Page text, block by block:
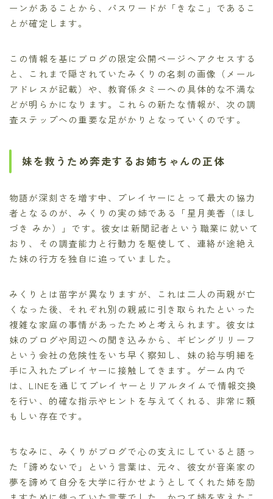
ーンがあることから、パスワードが「きなこ」であるこ
とが確定します。
この情報を基にブログの限定公開ページへアクセスする
と、これまで隠されていたみくりの名刺の画像（メール
アドレスが記載）や、教育係タミーへの具体的な不満な
どが明らかになります。これらの新たな情報が、次の調
査ステップへの重要な足がかりとなっていくのです。
妹を救うため奔走するお姉ちゃんの正体
物語が深刻さを増す中、プレイヤーにとって最大の協力
者となるのが、みくりの実の姉である「星月美香（ほし
づき みか）」です。彼女は新聞記者という職業に就いて
おり、その調査能力と行動力を駆使して、連絡が途絶え
た妹の行方を独自に追っていました。
みくりとは苗字が異なりますが、これは二人の両親が亡
くなった後、それぞれ別の親戚に引き取られたといった
複雑な家庭の事情があったためと考えられます。彼女は
妹のブログや周辺への聞き込みから、ギビングリリーフ
という会社の危険性をいち早く察知し、妹の給与明細を
手に入れたプレイヤーに接触してきます。ゲーム内で
は、LINEを通じてプレイヤーとリアルタイムで情報交換
を行い、的確な指示やヒントを与えてくれる、非常に頼
もしい存在です。
ちなみに、みくりがブログで心の支えにしていると語っ
た「諦めないで」という言葉は、元々、彼女が音楽家の
夢を諦めて自分を大学に行かせようとしてくれた姉を励